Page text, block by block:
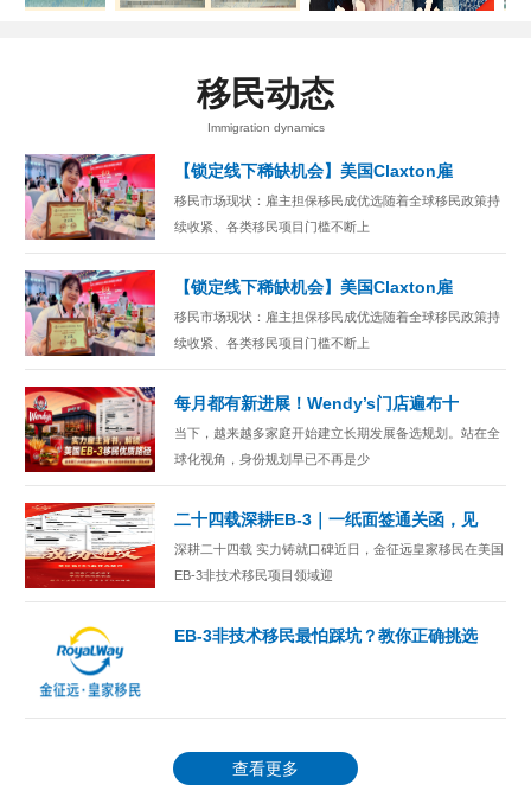
移民动态
Immigration dynamics
【锁定线下稀缺机会】美国Claxton雇
移民市场现状：雇主担保移民成优选随着全球移民政策持
续收紧、各类移民项目门槛不断上
【锁定线下稀缺机会】美国Claxton雇
移民市场现状：雇主担保移民成优选随着全球移民政策持
续收紧、各类移民项目门槛不断上
每月都有新进展！Wendy’s门店遍布十
当下，越来越多家庭开始建立长期发展备选规划。站在全
球化视角，身份规划早已不再是少
二十四载深耕EB-3｜一纸面签通关函，见
深耕二十四载 实力铸就口碑近日，金征远皇家移民在美国
EB-3非技术移民项目领域迎
EB-3非技术移民最怕踩坑？教你正确挑选
查看更多